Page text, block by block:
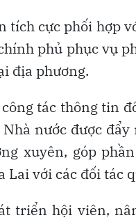
tích cực phối hợp
phủ phục vụ
địa phương.
công tác thông tin
nước được
xuyên, góp
Lai với các đối tác
triển hội viên,